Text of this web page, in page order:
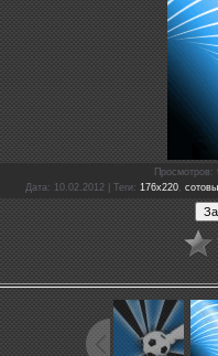
Просмотров :
Дата : 10.02.2012 | Теги: 176x220,